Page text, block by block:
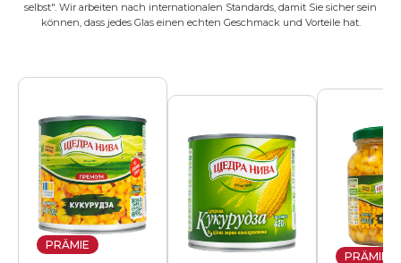
selbst". Wir arbeiten nach internationalen Standards, damit Sie sicher sein
können, dass jedes Glas einen echten Geschmack und Vorteile hat.
PRÄMIE
PRÄMIE